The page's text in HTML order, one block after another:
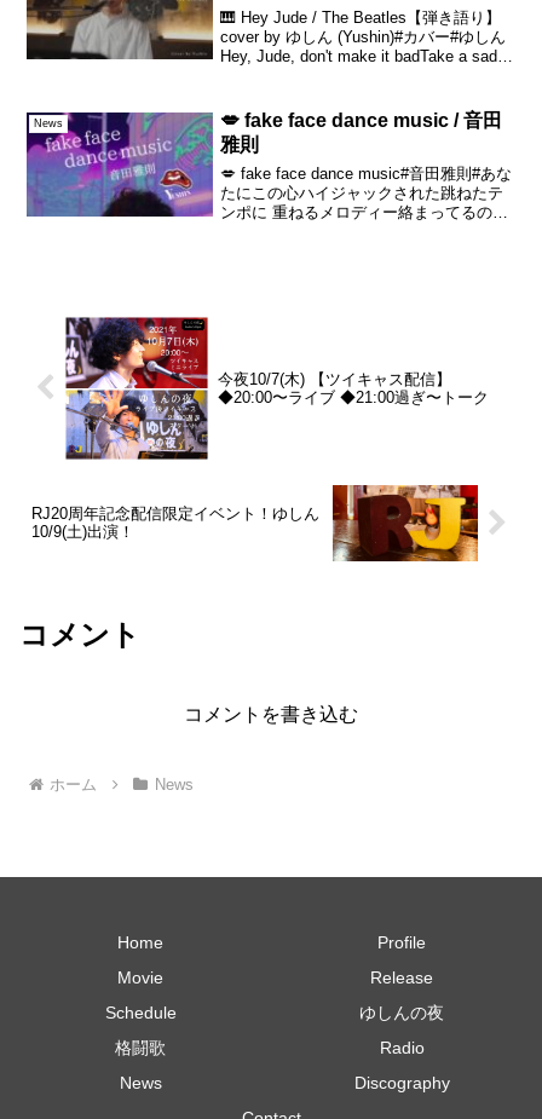
🎹 Hey Jude / The Beatles【弾き語り】
cover by ゆしん (Yushin)#カバー#ゆしん
Hey, Jude, don't make it badTake a sad
News
💋 fake face dance music / 音田
雅則
💋 fake face dance music#音田雅則#あな
たにこの心ハイジャックされた跳ねたテ
ンポに 重ねるメロディー絡まってるのに
今夜10/7(木) 【ツイキャス配信】
◆20:00〜ライブ ◆21:00過ぎ〜トーク
RJ20周年記念配信限定イベント！ゆしん
10/9(土)出演！
コメント
コメントを書き込む
ホーム News
Home
Profile
Movie
Release
Schedule
ゆしんの夜
格闘歌
Radio
News
Discography